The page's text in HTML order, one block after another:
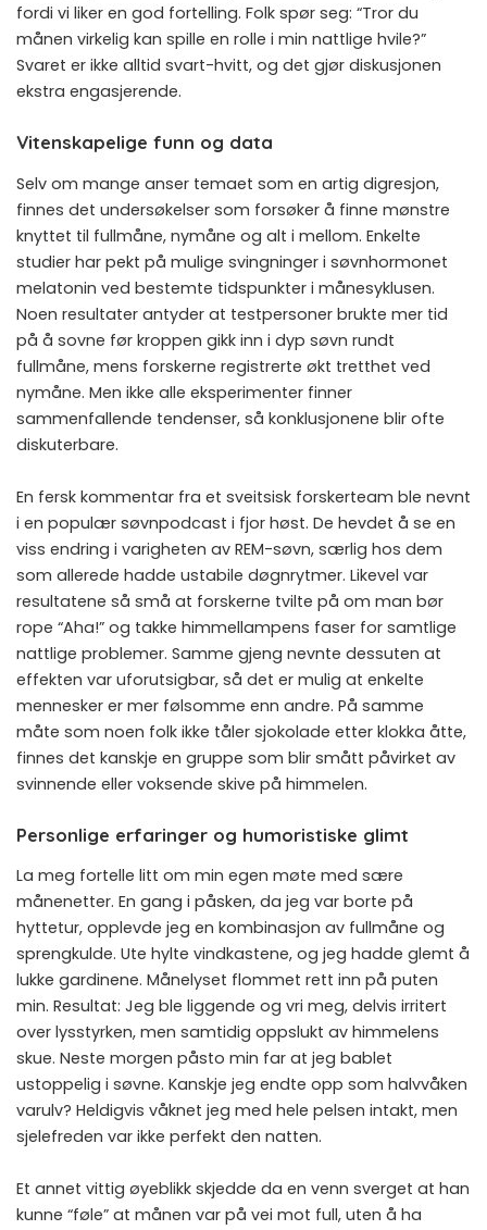
fordi vi liker en god fortelling. Folk spør seg: “Tror du
månen virkelig kan spille en rolle i min nattlige hvile?”
Svaret er ikke alltid svart-hvitt, og det gjør diskusjonen
ekstra engasjerende.
Vitenskapelige funn og data
Selv om mange anser temaet som en artig digresjon,
finnes det undersøkelser som forsøker å finne mønstre
knyttet til fullmåne, nymåne og alt i mellom. Enkelte
studier har pekt på mulige svingninger i søvnhormonet
melatonin ved bestemte tidspunkter i månesyklusen.
Noen resultater antyder at testpersoner brukte mer tid
på å sovne før kroppen gikk inn i dyp søvn rundt
fullmåne, mens forskerne registrerte økt tretthet ved
nymåne. Men ikke alle eksperimenter finner
sammenfallende tendenser, så konklusjonene blir ofte
diskuterbare.
En fersk kommentar fra et sveitsisk forskerteam ble nevnt
i en populær søvnpodcast i fjor høst. De hevdet å se en
viss endring i varigheten av REM-søvn, særlig hos dem
som allerede hadde ustabile døgnrytmer. Likevel var
resultatene så små at forskerne tvilte på om man bør
rope “Aha!” og takke himmellampens faser for samtlige
nattlige problemer. Samme gjeng nevnte dessuten at
effekten var uforutsigbar, så det er mulig at enkelte
mennesker er mer følsomme enn andre. På samme
måte som noen folk ikke tåler sjokolade etter klokka åtte,
finnes det kanskje en gruppe som blir smått påvirket av
svinnende eller voksende skive på himmelen.
Personlige erfaringer og humoristiske glimt
La meg fortelle litt om min egen møte med sære
månenetter. En gang i påsken, da jeg var borte på
hyttetur, opplevde jeg en kombinasjon av fullmåne og
sprengkulde. Ute hylte vindkastene, og jeg hadde glemt å
lukke gardinene. Månelyset flommet rett inn på puten
min. Resultat: Jeg ble liggende og vri meg, delvis irritert
over lysstyrken, men samtidig oppslukt av himmelens
skue. Neste morgen påsto min far at jeg bablet
ustoppelig i søvne. Kanskje jeg endte opp som halvvåken
varulv? Heldigvis våknet jeg med hele pelsen intakt, men
sjelefreden var ikke perfekt den natten.
Et annet vittig øyeblikk skjedde da en venn sverget at han
kunne “føle” at månen var på vei mot full, uten å ha